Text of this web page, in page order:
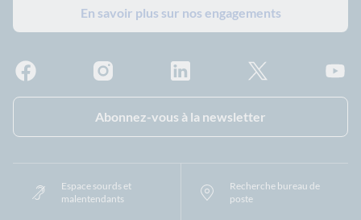
En savoir plus sur nos engagements
Abonnez-vous à la newsletter
Espace sourds et
malentendants
Recherche bureau de
poste